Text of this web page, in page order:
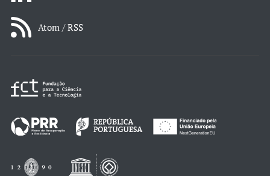
Atom / RSS